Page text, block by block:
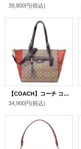
39,800円(税込)
【COACH】コーチ コーティングキャンバス レザー スエード シグネチャー クレオ サッチェル 2way クロスボディ ショルダー トートバッグ カーキマルチ〔日本未発売〕
34,900円(税込)